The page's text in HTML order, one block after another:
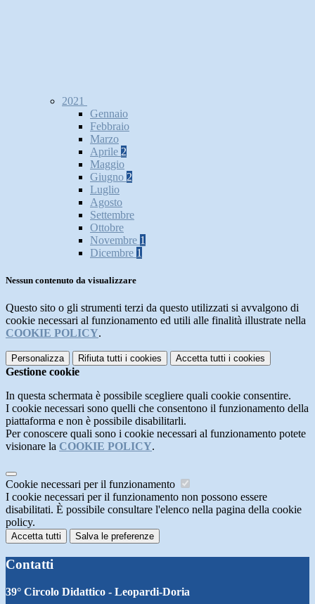
2021
Gennaio
Febbraio
Marzo
Aprile 2
Maggio
Giugno 2
Luglio
Agosto
Settembre
Ottobre
Novembre 1
Dicembre 1
Nessun contenuto da visualizzare
Questo sito o gli strumenti terzi da questo utilizzati si avvalgono di
cookie necessari al funzionamento ed utili alle finalità illustrate nella
COOKIE POLICY.
Personalizza Rifiuta tutti i cookies Accetta tutti i cookies
Gestione cookie
In questa schermata è possibile scegliere quali cookie consentire.
I cookie necessari sono quelli che consentono il funzionamento della
piattaforma e non è possibile disabilitarli.
Per conoscere quali sono i cookie necessari al funzionamento potete
visionare la COOKIE POLICY.
Cookie necessari per il funzionamento
I cookie necessari per il funzionamento non possono essere
disabilitati. È possibile consultare l'elenco nella pagina della cookie
policy.
Accetta tutti Salva le preferenze
Contatti
39° Circolo Didattico - Leopardi-Doria